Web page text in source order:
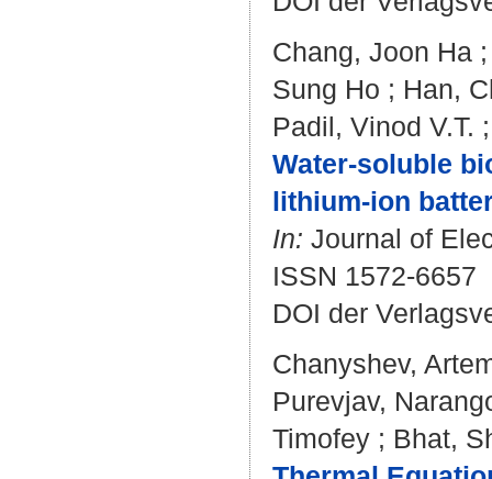
Chang, Joon Ha
Sung Ho ; Han,
Padil, Vinod V.T.
Water-soluble
lithium-ion
In: Journal of
ISSN 1572-6657
DOI der
Chanyshev,
Purevjav,
Timofey ; Bhat,